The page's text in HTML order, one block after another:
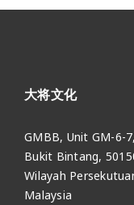
大将文化
GMBB, Unit GM-6-
Bukit Bintang,
Wilayah
Malaysia